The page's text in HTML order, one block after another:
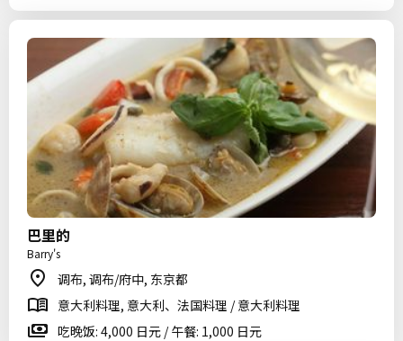
巴里的
Barry's
调布, 调布/府中, 东京都
意大利料理, 意大利、法国料理 / 意大利料理
吃晚饭: 4,000 日元 / 午餐: 1,000 日元